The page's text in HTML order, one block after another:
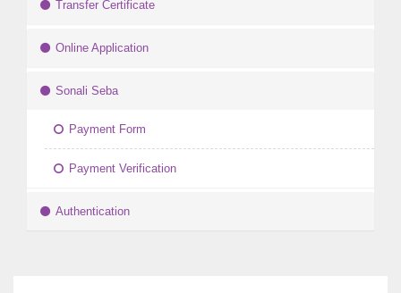
Transfer Certificate
Online Application
Sonali Seba
Payment Form
Payment Verification
Authentication